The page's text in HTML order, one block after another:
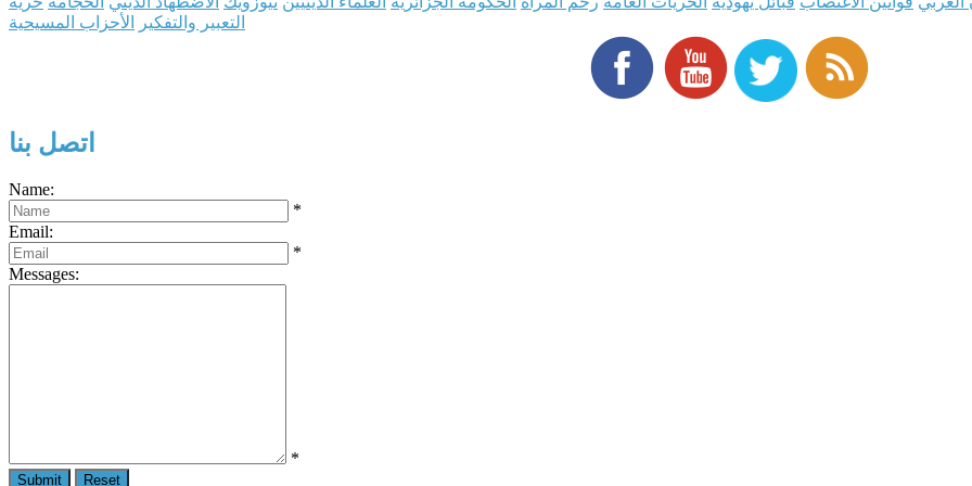
التعبير والتفكير
الأحزاب المسيحية
اتصل بنا
Name:
*
Email:
*
Messages:
*